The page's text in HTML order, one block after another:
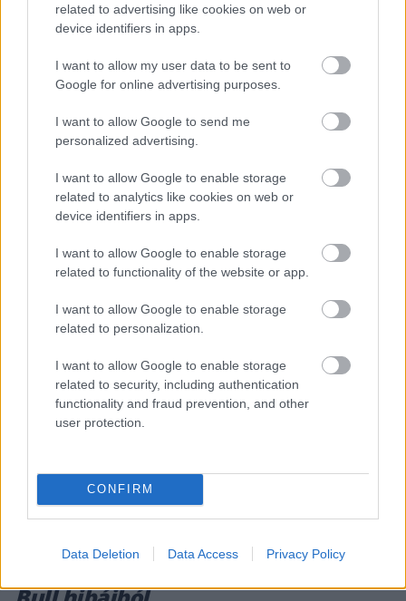
related to advertising like cookies on web or
device identifiers in apps.
I want to allow my user data to be sent to
Google for online advertising purposes.
I want to allow Google to send me
personalized advertising.
I want to allow Google to enable storage
related to analytics like cookies on web or
device identifiers in apps.
I want to allow Google to enable storage
related to functionality of the website or app.
I want to allow Google to enable storage
related to personalization.
I want to allow Google to enable storage
related to security, including authentication
functionality and fraud prevention, and other
user protection.
CONFIRM
Data Deletion Data Access Privacy Policy
FASTEST SLAP / 2023. MÁJ. 21.
Gokartversenyt nyert Kimi
Räikkönen kisfia
finn tehetség már számos alkalommal végzett a dobogón a
gokartversenyein, azonban a mostani hétvégén már a
dobogó legtetején ünnepelhetett. Az ifjabb Räikkönen a Rotax
Max Challenge-ban versenyez a Micro kategóriában, ahol a
mezőny 7 főből áll. A különböző hétvégék mindig 4
Alonso szívesen profitálna a Red